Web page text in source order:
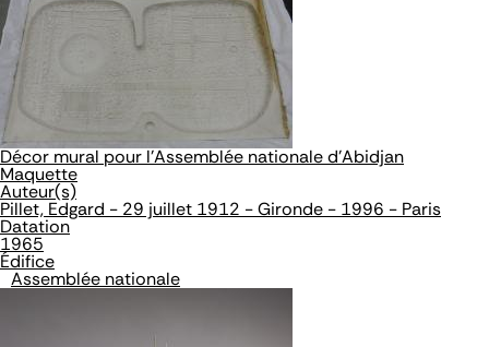
Décor mural pour l'Assemblée nationale d'Abidjan
Maquette
Auteur(s)
Pillet, Edgard - 29 juillet 1912 - Gironde - 1996 - Paris
Datation
1965
Édifice
Assemblée nationale